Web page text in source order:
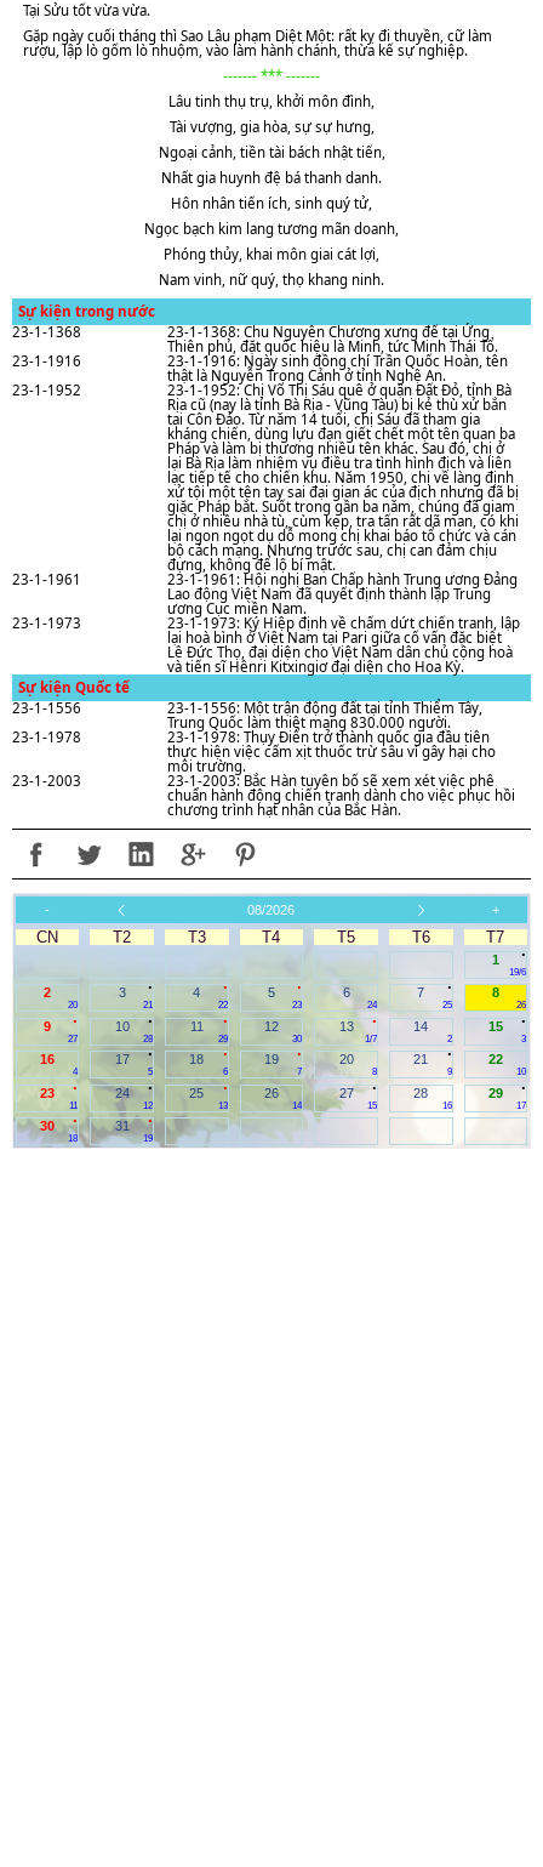
Tại Sửu tốt vừa vừa.
Gặp ngày cuối tháng thì Sao Lâu phạm Diệt Một: rất kỵ đi thuyền, cữ làm
rượu, lập lò gốm lò nhuộm, vào làm hành chánh, thừa kế sự nghiệp.
------- *** -------
Lâu tinh thụ trụ, khởi môn đình,
Tài vượng, gia hòa, sự sự hưng,
Ngoại cảnh, tiền tài bách nhật tiến,
Nhất gia huynh đệ bá thanh danh.
Hôn nhân tiến ích, sinh quý tử,
Ngọc bạch kim lang tương mãn doanh,
Phóng thủy, khai môn giai cát lợi,
Nam vinh, nữ quý, thọ khang ninh.
Sự kiện trong nước
23-1-1368
23-1-1368: Chu Nguyên Chương xưng đế tại Ứng
Thiên phủ, đặt quốc hiệu là Minh, tức Minh Thái Tổ.
23-1-1916
23-1-1916: Ngày sinh đồng chí Trần Quốc Hoàn, tên
thật là Nguyễn Trọng Cảnh ở tỉnh Nghệ An.
23-1-1952
23-1-1952: Chị Võ Thị Sáu quê ở quận Đất Đỏ, tỉnh Bà
Rịa cũ (nay là tỉnh Bà Rịa - Vũng Tàu) bị kẻ thù xử bắn
tại Côn Đảo. Từ nǎm 14 tuổi, chị Sáu đã tham gia
kháng chiến, dùng lựu đạn giết chết một tên quan ba
Pháp và làm bị thương nhiều tên khác. Sau đó, chị ở
lại Bà Rịa làm nhiệm vụ điều tra tình hình địch và liên
lạc tiếp tế cho chiến khu. Nǎm 1950, chị về làng định
xử tội một tên tay sai đại gian ác của địch nhưng đã bị
giặc Pháp bắt. Suốt trong gần ba nǎm, chúng đã giam
chị ở nhiều nhà tù, cùm kẹp, tra tấn rất dã man, có khi
lại ngon ngọt dụ dỗ mong chị khai báo tổ chức và cán
bộ cách mạng. Nhưng trước sau, chị can đảm chịu
đựng, không để lộ bí mật.
23-1-1961
23-1-1961: Hội nghị Ban Chấp hành Trung ương Đảng
Lao động Việt Nam đã quyết định thành lập Trung
ương Cục miền Nam.
23-1-1973
23-1-1973: Ký Hiệp định về chấm dứt chiến tranh, lập
lại hoà bình ở Việt Nam tại Pari giữa cố vấn đặc biệt
Lê Đức Thọ, đại diện cho Việt Nam dân chủ cộng hoà
và tiến sĩ Hênri Kitxingiơ đại diện cho Hoa Kỳ.
Sự kiện Quốc tế
23-1-1556
23-1-1556: Một trận động đất tại tỉnh Thiểm Tây,
Trung Quốc làm thiệt mạng 830.000 người.
23-1-1978
23-1-1978: Thụy Điển trở thành quốc gia đầu tiên
thực hiện việc cấm xịt thuốc trừ sâu vì gây hại cho
môi trường.
23-1-2003
23-1-2003: Bắc Hàn tuyên bố sẽ xem xét việc phê
chuẩn hành động chiến tranh dành cho việc phục hồi
chương trình hạt nhân của Bắc Hàn.
- 08/2026 +
CN T2 T3 T4 T5 T6 T7
.
1
19/6
2
20
.
3
21
.
4
22
.
5
23
6
24
.
7
25
8
26
.
9
27
.
10
28
.
11
29
12
30
.
13
1/7
14
2
.
15
3
16
4
.
17
5
.
18
6
.
19
7
20
8
.
21
9
22
10
.
23
11
.
24
12
.
25
13
26
14
.
27
15
28
16
.
29
17
.
30
18
.
31
19